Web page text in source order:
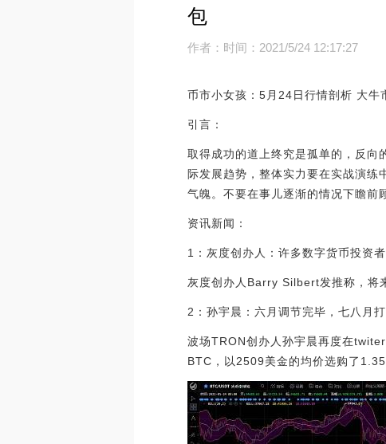
包
作者： 时间：2021/5/24 12:17:27
币市小女孩：5月24日行情剖析 大牛
引言：
取得成功的道上终究是孤单的，反向
际发展趋势，整体实力要在实战演
气魄。不要在事儿逐渐的情况下瞻前
资讯新闻：
1：灰度创办人：许多数字货币投资
灰度创办人Barry Silbert发推称，将
2：孙宇晨：六月调节完毕，七八月
波场TRON创办人孙宇晨再度在
BTC，以2509美金的均价选购了1.35